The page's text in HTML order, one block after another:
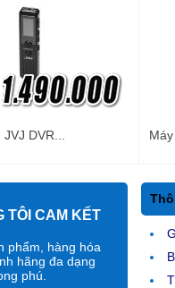
DVR...
TÔI CAM KẾT
phẩm, hàng hóa
hãng đa dạng
phú.